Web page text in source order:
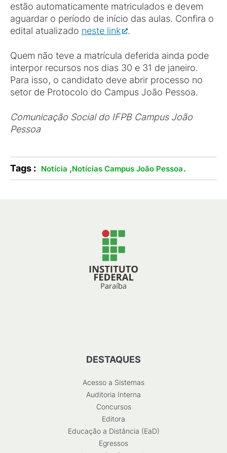
estão automaticamente matriculados e devem
aguardar o período de início das aulas. Confira o
edital atualizado neste link .
Quem não teve a matrícula deferida ainda pode
interpor recursos nos dias 30 e 31 de janeiro.
Para isso, o candidato deve abrir processo no
setor de Protocolo do Campus João Pessoa.
Comunicação Social do IFPB Campus João
Pessoa
Tags : Notícia ,Notícias Campus João Pessoa.
DESTAQUES
Acesso a Sistemas
Auditoria Interna
Concursos
Editora
Educação a Distância (EaD)
Egressos